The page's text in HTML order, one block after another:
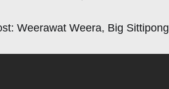
Weerawat Weera, Big Sittipong